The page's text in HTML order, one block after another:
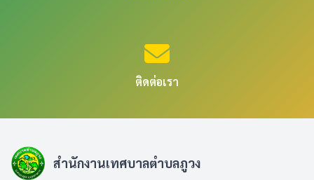
ติดต่อเรา
สำนักงานเทศบาลตำบลภูวง